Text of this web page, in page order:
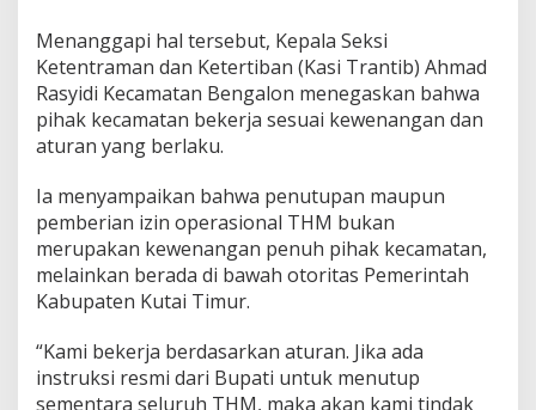
r
i
n
t
a
h
Menanggapi hal tersebut, Kepala Seksi
Ketentraman dan Ketertiban (Kasi Trantib) Ahmad
Rasyidi Kecamatan Bengalon menegaskan bahwa
pihak kecamatan bekerja sesuai kewenangan dan
aturan yang berlaku.
Ia menyampaikan bahwa penutupan maupun
pemberian izin operasional THM bukan
merupakan kewenangan penuh pihak kecamatan,
melainkan berada di bawah otoritas Pemerintah
Kabupaten Kutai Timur.
“Kami bekerja berdasarkan aturan. Jika ada
instruksi resmi dari Bupati untuk menutup
sementara seluruh THM, maka akan kami tindak